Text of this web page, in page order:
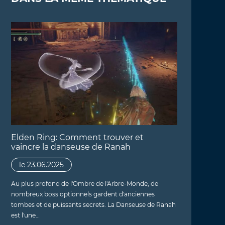
Elden Ring: Comment trouver et
vaincre la danseuse de Ranah
le 23.06.2025
Au plus profond de l'Ombre de l'Arbre-Monde, de
nombreux boss optionnels gardent d'anciennes
tombes et de puissants secrets. La Danseuse de Ranah
est l'une…